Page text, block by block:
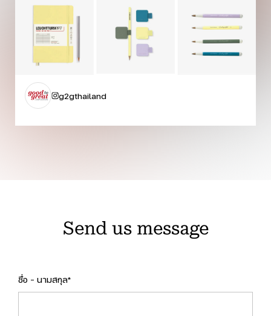
Send us message
ชื่อ - นามสกุล*
g2gthailand